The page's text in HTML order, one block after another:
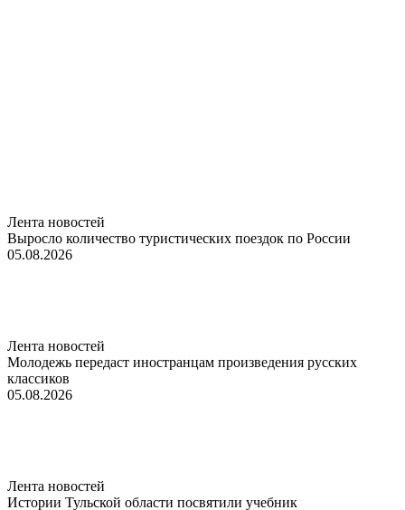
Лента новостей
Выросло количество туристических поездок по России
05.08.2026
Лента новостей
Молодежь передаст иностранцам произведения русских
классиков
05.08.2026
Лента новостей
Истории Тульской области посвятили учебник